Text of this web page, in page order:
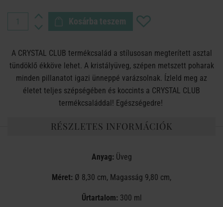
Kosárba teszem
A CRYSTAL CLUB termékcsalád a stílusosan megterített asztal
tündöklő ékköve lehet. A kristályüveg, szépen metszett poharak
minden pillanatot igazi ünneppé varázsolnak. Ízleld meg az
életet teljes szépségében és koccints a CRYSTAL CLUB
termékcsaláddal! Egészségedre!
RÉSZLETES INFORMÁCIÓK
Anyag:Üveg
Méret: Ø 8,30 cm, Magasság 9,80 cm,
Űrtartalom:300 ml